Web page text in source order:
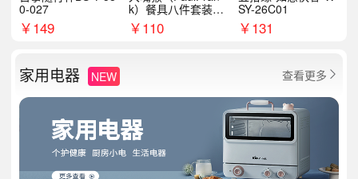
0-027
￥149
k）餐具八件套装HC
T6007
￥110
SY-26C01
￥131
家用电器 NEW 查看更多 